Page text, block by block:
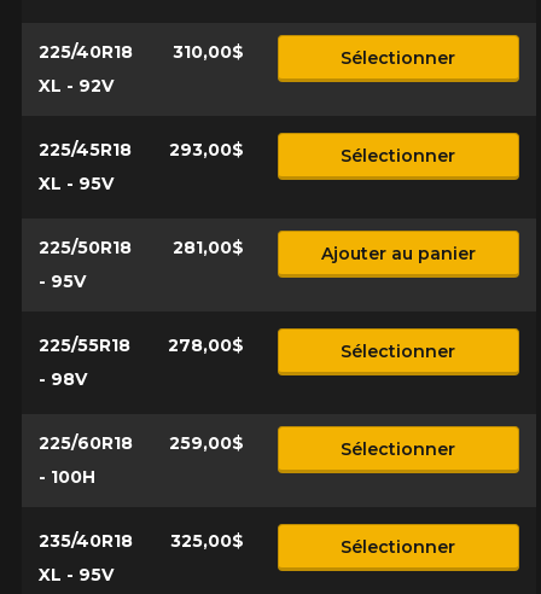
225/40R18
XL - 92V
310,00$ Sélectionner
225/45R18
XL - 95V
293,00$ Sélectionner
225/50R18
- 95V
281,00$ Ajouter au panier
225/55R18
- 98V
278,00$ Sélectionner
225/60R18
- 100H
259,00$ Sélectionner
235/40R18
XL - 95V
325,00$ Sélectionner